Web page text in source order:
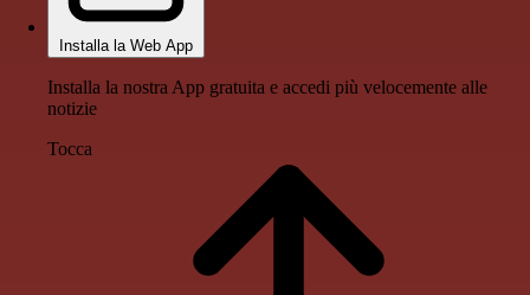
Installa la Web App
Installa la nostra App gratuita e accedi più velocemente alle
notizie
Tocca